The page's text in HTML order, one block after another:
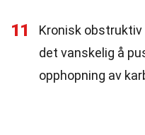
11 Kronisk
det vanskelig å
opphopning av